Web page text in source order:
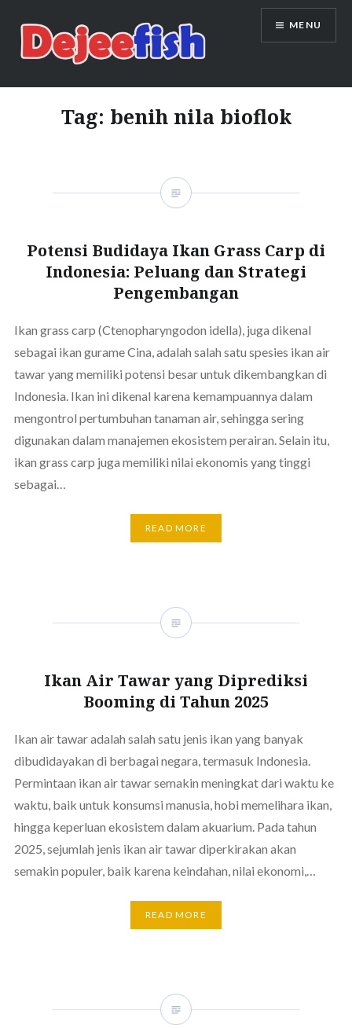
content
DEJEEFISH | PRODUSEN BENIH
IKAN BERKUALITAS INDONESIA
MENU
Tag: benih nila bioflok
Potensi Budidaya Ikan Grass Carp di
Indonesia: Peluang dan Strategi
Pengembangan
Ikan grass carp (Ctenopharyngodon idella), juga dikenal
sebagai ikan gurame Cina, adalah salah satu spesies ikan air
tawar yang memiliki potensi besar untuk dikembangkan di
Indonesia. Ikan ini dikenal karena kemampuannya dalam
mengontrol pertumbuhan tanaman air, sehingga sering
digunakan dalam manajemen ekosistem perairan. Selain itu,
ikan grass carp juga memiliki nilai ekonomis yang tinggi
sebagai…
READ MORE
Ikan Air Tawar yang Diprediksi
Booming di Tahun 2025
Ikan air tawar adalah salah satu jenis ikan yang banyak
dibudidayakan di berbagai negara, termasuk Indonesia.
Permintaan ikan air tawar semakin meningkat dari waktu ke
waktu, baik untuk konsumsi manusia, hobi memelihara ikan,
hingga keperluan ekosistem dalam akuarium. Pada tahun
2025, sejumlah jenis ikan air tawar diperkirakan akan
semakin populer, baik karena keindahan, nilai ekonomi,…
READ MORE